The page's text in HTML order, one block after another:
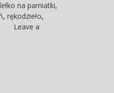
na pamiatki,
,rękodzieło,
Leave a